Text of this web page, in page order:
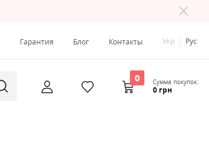
Гарантия Блог Контакты Укр Рус
0 Сумма покупок:
0 грн